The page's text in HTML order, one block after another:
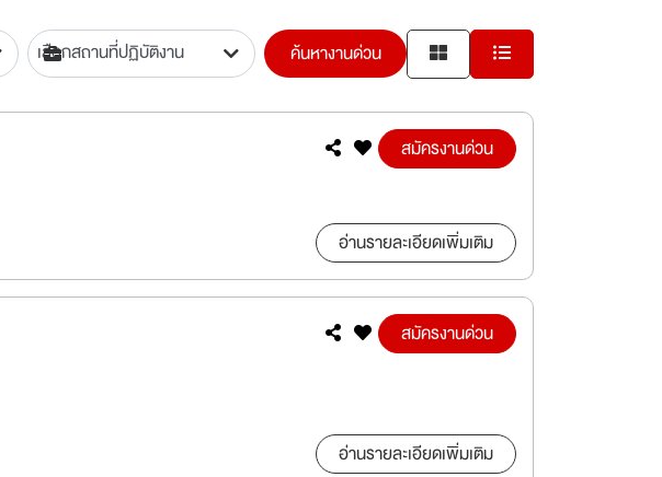
ค้นหางานด่วน
สมัครงานด่วน
อ่านรายละเอียดเพิ่มเติม
สมัครงานด่วน
อ่านรายละเอียดเพิ่มเติม